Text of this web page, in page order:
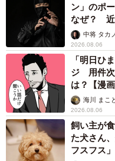
ン」のポ
なぜ？ 近
未熟」中将 タカ
2026.08.06
「明日ひ
ジ 用件次
は？【漫画
海川 まこ
2026.08.06
飼い主が
た犬さん
フスフス